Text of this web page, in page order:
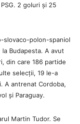
2 goluri și 25
slovaco-polon-spaniol
la Budapesta. A avut
din care 186 partide
selecții, 19 le-a
A antrenat Cordoba,
și Paraguay.
Martin Tudor. Se